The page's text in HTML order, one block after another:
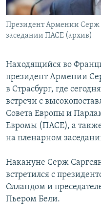
Հայերեն
English
Все сайты Радио
Президент Армении Серж
заседании ПАСЕ (архив)
Находящийся во
президент Армении
в Страсбург, где
встречи с
Совета Европы и
Евромы (ПАСЕ), а также
на пленарном
Накануне Серж
встретился с
Олландом и
Пьером Бели.